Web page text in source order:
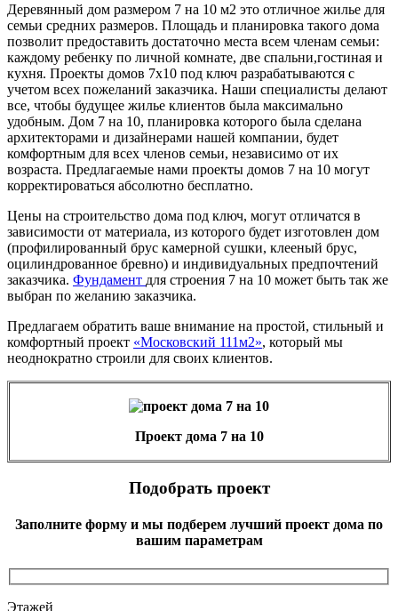
Деревянный дом размером 7 на 10 м2 это отличное жилье для
семьи средних размеров. Площадь и планировка такого дома
позволит предоставить достаточно места всем членам семьи:
каждому ребенку по личной комнате, две спальни,гостиная и
кухня. Проекты домов 7х10 под ключ разрабатываются с
учетом всех пожеланий заказчика. Наши специалисты делают
все, чтобы будущее жилье клиентов была максимально
удобным. Дом 7 на 10, планировка которого была сделана
архитекторами и дизайнерами нашей компании, будет
комфортным для всех членов семьи, независимо от их
возраста. Предлагаемые нами проекты домов 7 на 10 могут
корректироваться абсолютно бесплатно.
Цены на строительство дома под ключ, могут отличатся в
зависимости от материала, из которого будет изготовлен дом
(профилированный брус камерной сушки, клееный брус,
оцилиндрованное бревно) и индивидуальных предпочтений
заказчика. Фундамент для строения 7 на 10 может быть так же
выбран по желанию заказчика.
Предлагаем обратить ваше внимание на простой, стильный и
комфортный проект «Московский 111м2», который мы
неоднократно строили для своих клиентов.
Проект дома 7 на 10
Подобрать проект
Заполните форму и мы подберем лучший проект дома по
вашим параметрам
Этажей